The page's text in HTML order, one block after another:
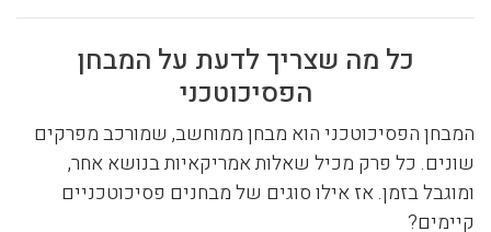
כל מה שצריך לדעת על המבחן
הפסיכוטכני
המבחן הפסיכוטכני הוא מבחן ממוחשב, שמורכב מפרקים
שונים. כל פרק מכיל שאלות אמריקאיות בנושא אחר,
ומוגבל בזמן. אז אילו סוגים של מבחנים פסיכוטכניים
קיימים?